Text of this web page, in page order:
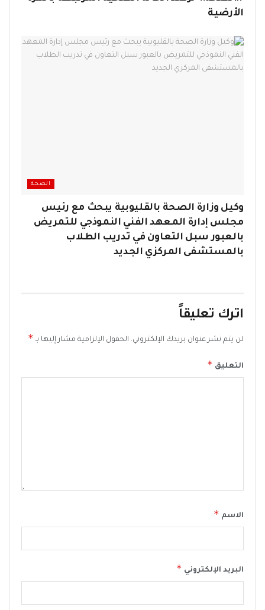
الأرضية
الصحة
وكيل وزارة الصحة بالقليوبية يبحث مع رئيس
مجلس إدارة المعهد الفني النموذجي للتمريض
بالعبور سبل التعاون في تدريب الطلاب
بالمستشفى المركزي الجديد
اترك تعليقاً
لن يتم نشر عنوان بريدك الإلكتروني. الحقول الإلزامية مشار إليها بـ *
التعليق *
الاسم *
البريد الإلكتروني *